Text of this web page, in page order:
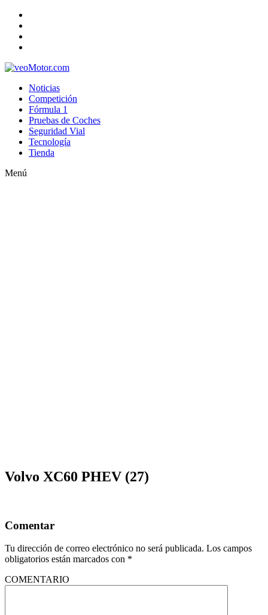
Noticias
Competición
Fórmula 1
Pruebas de Coches
Seguridad Vial
Tecnología
Tienda
Menú
Volvo XC60 PHEV (27)
Comentar
Tu dirección de correo electrónico no será publicada. Los campos
obligatorios están marcados con *
COMENTARIO